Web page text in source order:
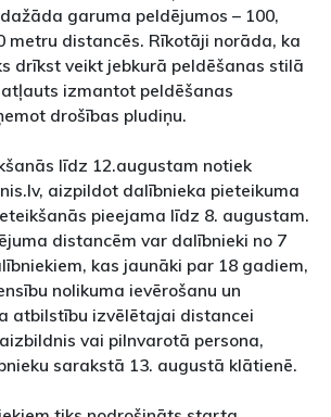
garuma peldējumos – 100,
metru distancēs. Rīkotāji norāda, ka
drīkst veikt jebkurā peldēšanas stilā
izmantot peldēšanas
drošības pludiņu.
līdz 12.augustam notiek
aizpildot dalībnieka pieteikuma
pieejama līdz 8. augustam.
distancēm var dalībnieki no 7
kas jaunāki par 18 gadiem,
nolikuma ievērošanu un
atbilstību izvēlētajai distancei
vai pilnvarotā persona,
sarakstā 13. augustā klātienē.